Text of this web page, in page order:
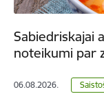
Sabiedriskajai
noteikumi par
06.08.2026.